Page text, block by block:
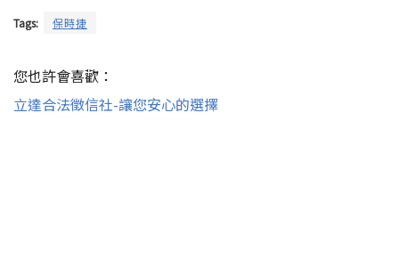
Tags: 保時捷
您也許會喜歡：
立達合法徵信社-讓您安心的選擇